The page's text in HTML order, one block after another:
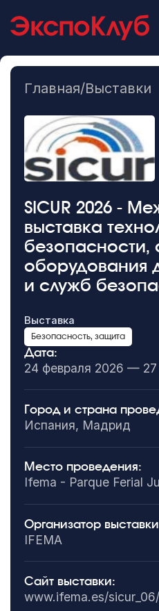
Главная/Выставки
SICUR 2026 -
выставка
безопасности,
оборудования
и служб
Выставка
Безопасность, защита
Дата:
24 февраля 2026 —
Город и страна
Испания, Мадрид
Место проведения:
Ifema - Parque Ferial
Организатор
IFEMA
Сайт выставки:
www.ifema.es/sicur_06/